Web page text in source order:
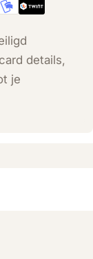
details,
je